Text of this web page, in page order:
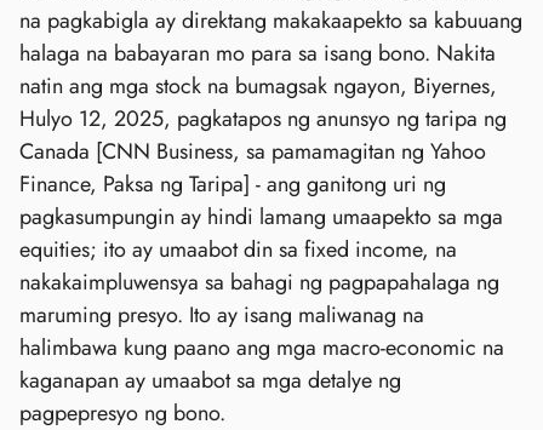
na pagkabigla ay direktang makakaapekto sa kabuuang
halaga na babayaran mo para sa isang bono. Nakita
natin ang mga stock na bumagsak ngayon, Biyernes,
Hulyo 12, 2025, pagkatapos ng anunsyo ng taripa ng
Canada [CNN Business, sa pamamagitan ng Yahoo
Finance, Paksa ng Taripa] - ang ganitong uri ng
pagkasumpungin ay hindi lamang umaapekto sa mga
equities; ito ay umaabot din sa fixed income, na
nakakaimpluwensya sa bahagi ng pagpapahalaga ng
maruming presyo. Ito ay isang maliwanag na
halimbawa kung paano ang mga macro-economic na
kaganapan ay umaabot sa mga detalye ng
pagpepresyo ng bono.